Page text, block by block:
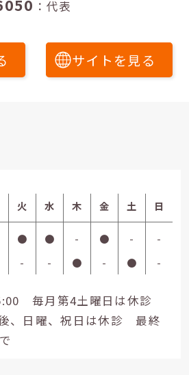
：代表
サイトを見る
火 水 木 金 土 日
● ● - ● -
-
- - ● - ● -
毎月第4土曜日は休診
、日曜、祝日は休診 最終